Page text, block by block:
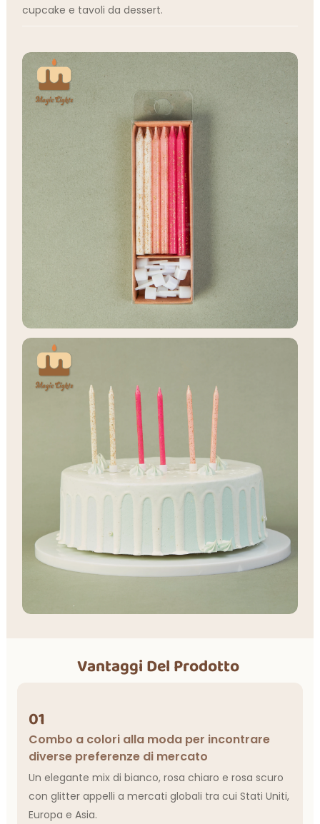
cupcake e tavoli da dessert.
Vantaggi Del Prodotto
01
Combo a colori alla moda per incontrare
diverse preferenze di mercato
Un elegante mix di bianco, rosa chiaro e rosa scuro
con glitter appelli a mercati globali tra cui Stati Uniti,
Europa e Asia.